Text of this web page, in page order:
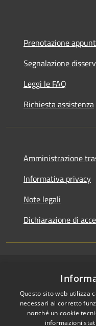
Prenotazione
Segnalazione
Leggi le FAQ
Richiesta assistenza
Amministrazione
Informativa privacy
Note legali
Dichiarazione di
Privacy
Cookie
Mappa del sito
Questo sito web utilizza
necessari al corretto
nonché un cookie
informazioni